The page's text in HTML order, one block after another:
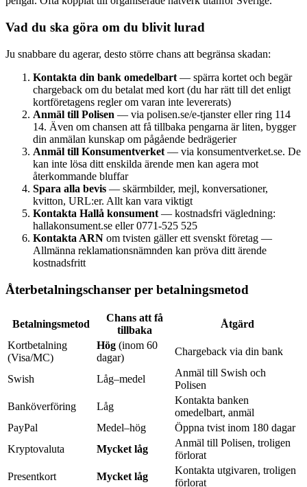
Vad du ska göra om du blivit lurad
Ju snabbare du agerar, desto större chans att begränsa skadan:
Kontakta din bank omedelbart — spärra kortet och begär
chargeback om du betalat med kort (du har rätt till det enligt
kortföretagens regler om varan inte levererats)
Anmäl till Polisen — via polisen.se/e-tjanster eller ring 114
14. Även om chansen att få tillbaka pengarna är liten, bygger
din anmälan kunskap om pågående bedrägerier
Anmäl till Konsumentverket — via konsumentverket.se. De
kan inte lösa ditt enskilda ärende men kan agera mot
återkommande bluffar
Spara alla bevis — skärmbilder, mejl, konversationer,
kvitton, URL:er. Allt kan vara viktigt
Kontakta Hallå konsument — kostnadsfri vägledning:
hallakonsument.se eller 0771-525 525
Kontakta ARN om tvisten gäller ett svenskt företag —
Allmänna reklamationsnämnden kan pröva ditt ärende
kostnadsfritt
Återbetalningschanser per betalningsmetod
Betalningsmetod
Chans att få
tillbaka
Åtgärd
Kortbetalning
(Visa/MC)
Hög (inom 60
dagar)
Chargeback via din bank
Swish Låg–medel
Anmäl till Swish och
Polisen
Banköverföring
Låg
Kontakta banken
omedelbart, anmäl
PayPal
Medel–hög
Öppna tvist inom 180 dagar
Kryptovaluta
Mycket låg
Anmäl till Polisen, troligen
förlorat
Presentkort
Mycket låg
Kontakta utgivaren, troligen
förlorat